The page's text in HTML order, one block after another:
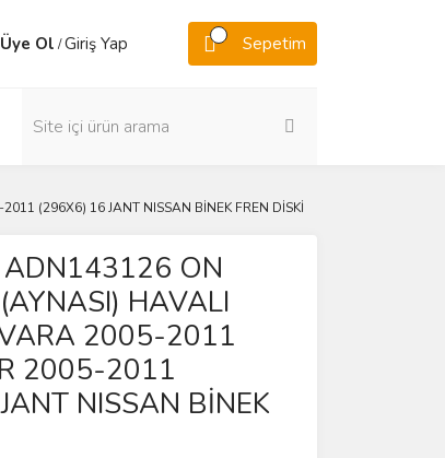
Üye Ol /Giriş Yap Sepetim
(296X6) 16 JANT NISSAN BİNEK FREN DİSKİ
ADN143126 ON
HAVALI
2005-2011
2005-2011
NISSAN BİNEK